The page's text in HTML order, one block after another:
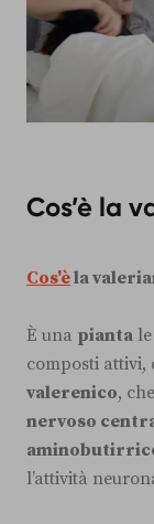
Cos’è la
Cos'èla
È una pianta
composti attivi,
valerenico,
nervoso
l’attività